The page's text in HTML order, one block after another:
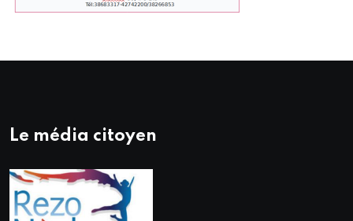
Le média citoyen